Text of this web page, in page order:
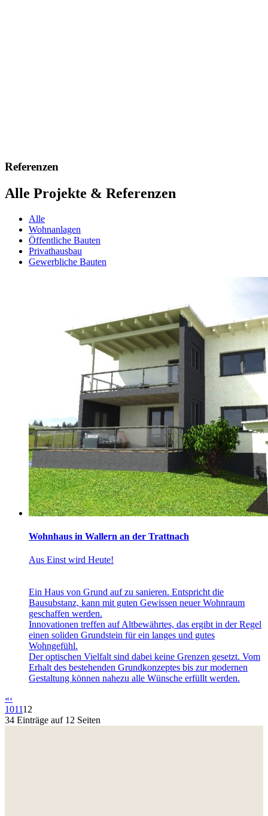
Referenzen
Alle Projekte & Referenzen
Alle
Wohnanlagen
Öffentliche Bauten
Privathausbau
Gewerbliche Bauten
Wohnhaus in Wallern an der Trattnach
Aus Einst wird Heute!
Ein Haus von Grund auf zu sanieren. Entspricht die
Bausubstanz, kann mit guten Gewissen neuer Wohnraum
geschaffen werden.
Innovationen treffen auf Altbewährtes, das ergibt in der Regel
einen soliden Grundstein für ein langes und gutes
Wohngefühl.
Der optischen Vielfalt sind dabei keine Grenzen gesetzt. Vom
Erhalt des bestehenden Grundkonzeptes bis zur modernen
Gestaltung können nahezu alle Wünsche erfüllt werden.
«‹
101112
34 Einträge auf 12 Seiten